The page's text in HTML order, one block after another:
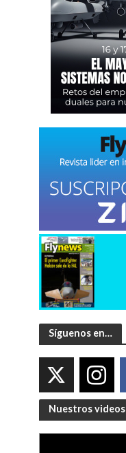
Síguenos en…
Nuestros videos